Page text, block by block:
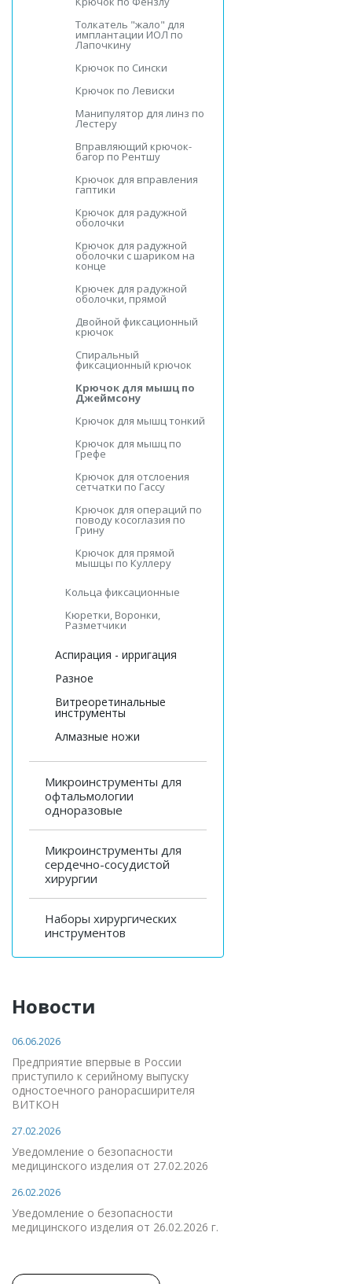
Толкатель "жало" для
имплантации ИОЛ по
Лапочкину
Крючок по Сински
Крючок по Левиски
Манипулятор для линз по
Лестеру
Вправляющий крючок-
багор по Рентшу
Крючок для вправления
гаптики
Крючок для радужной
оболочки
Крючок для радужной
оболочки с шариком на
конце
Крючек для радужной
оболочки, прямой
Двойной фиксационный
крючок
Спиральный
фиксационный крючок
Крючок для мышц по
Джеймсону
Крючок для мышц тонкий
Крючок для мышц по
Грефе
Крючок для отслоения
сетчатки по Гассу
Крючок для операций по
поводу косоглазия по
Грину
Крючок для прямой
мышцы по Куллеру
Кольца фиксационные
Кюретки, Воронки,
Разметчики
Аспирация - ирригация
Разное
Витреоретинальные
инструменты
Алмазные ножи
Микроинструменты для
офтальмологии
одноразовые
Микроинструменты для
сердечно-сосудистой
хирургии
Наборы хирургических
инструментов
Новости
06.06.2026
Предприятие впервые в России
приступило к серийному выпуску
одностоечного ранорасширителя
ВИТКОН
27.02.2026
Уведомление о безопасности
медицинского изделия от 27.02.2026
26.02.2026
Уведомление о безопасности
медицинского изделия от 26.02.2026 г.